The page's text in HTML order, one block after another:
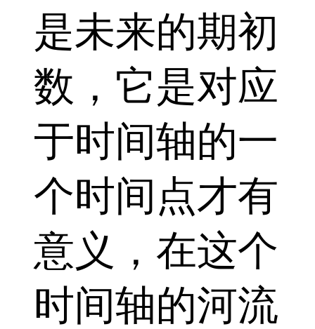
是未来的期初
数，它是对应
于时间轴的一
个时间点才有
意义，在这个
时间轴的河流